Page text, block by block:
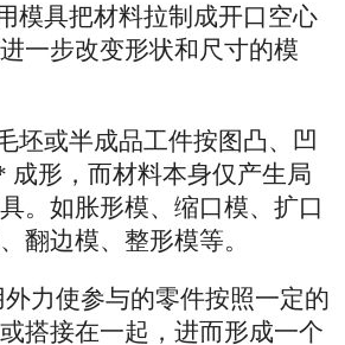
模具把材料拉制成开口空心
一步改变形状和尺寸的模
坯或半成品工件按图凸、凹
成形，而材料本身仅产生局
。如胀形模、缩口模、扩口
翻边模、整形模等。
力使参与的零件按照一定的
搭接在一起，进而形成一个